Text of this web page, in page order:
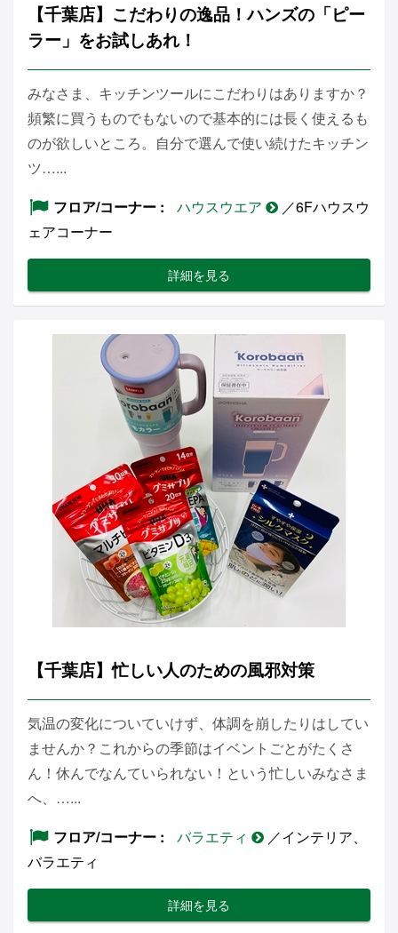
【千葉店】こだわりの逸品！ハンズの「ピー
ラー」をお試しあれ！
みなさま、キッチンツールにこだわりはありますか？
頻繁に買うものでもないので基本的には長く使えるも
のが欲しいところ。自分で選んで使い続けたキッチン
ツ…...
フロア/コーナー
ハウスウエア
／6Fハウスウ
ェアコーナー
詳細を見る
【千葉店】忙しい人のための風邪対策
気温の変化についていけず、体調を崩したりはしてい
ませんか？これからの季節はイベントごとがたくさ
ん！休んでなんていられない！という忙しいみなさま
へ、…...
フロア/コーナー
バラエティ
／インテリア、
バラエティ
詳細を見る